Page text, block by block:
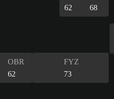
62
68
OBR
62
FYZ
73